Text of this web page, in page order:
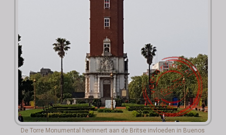
De Torre Monumental herinnert aan de Britse invloeden in Buenos